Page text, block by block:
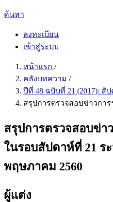
ค้นหา
ลงทะเบียน
เข้าสู่ระบบ
หน้าแรก /
คลังบทความ /
ปีที่ 48 ฉบับที่ 21 (2017): สัป
สรุปการตรวจสอบข่าวกา
สรุปการตรวจสอบข่า
ในรอบสัปดาห์ที่ 21 ร
พฤษภาคม 2560
ผู้แต่ง